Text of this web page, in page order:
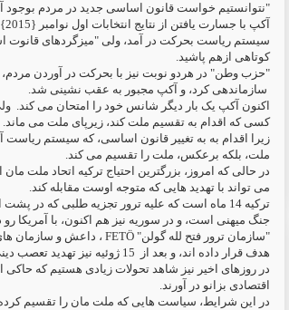
"نتوانستیم خواست قانون اساسی جدید در مردم
سیستم ریاست بحرکت در آمد، ولی "میزگردهای
کوتاهی ازهم پاشید.
"حزب وطن" در هردو نوبت نیز با بحرکت در آوردن
سازماندهی کرد، و آکپ مجبور به عقب نشینی شد.
اکنون آکپ یک بار دیگر شانس خود را امتحان می کند.
کسی که اقدام به تقسیم ملت کند، زیرپای ملت می ماند.
زیرا اقدام به به تغییر قانون اساسی، که سیستم
ملت، بلکه برعکس، ملت را تقسیم می کند.
در حالی که امروز، بزرگترین احتیاج ترکیه اتحاد ملت
می تواند با تهدید هایی که متوجه اوست مقابله کند.
ترکیه 14 ماه است که علیه ترور تجزیه طلبی که در
جنگ میهنی است، و در سوریه نیز هم اکنون، با آمریکا
"سازمان ترور فتح لله گولن" FETÖ ، داعش و سازمان
هدف قرار داده اند، و بعد از
15 ژوئیه نیز تهدید تعصب دینی پایان نیافته
در روزهای اخیر نیز شاهد تحولات زیادی هستیم که
اقتصادی بزانو در آورند.
در این شرایط، سیاست هایی که ملت مان را تقسیم